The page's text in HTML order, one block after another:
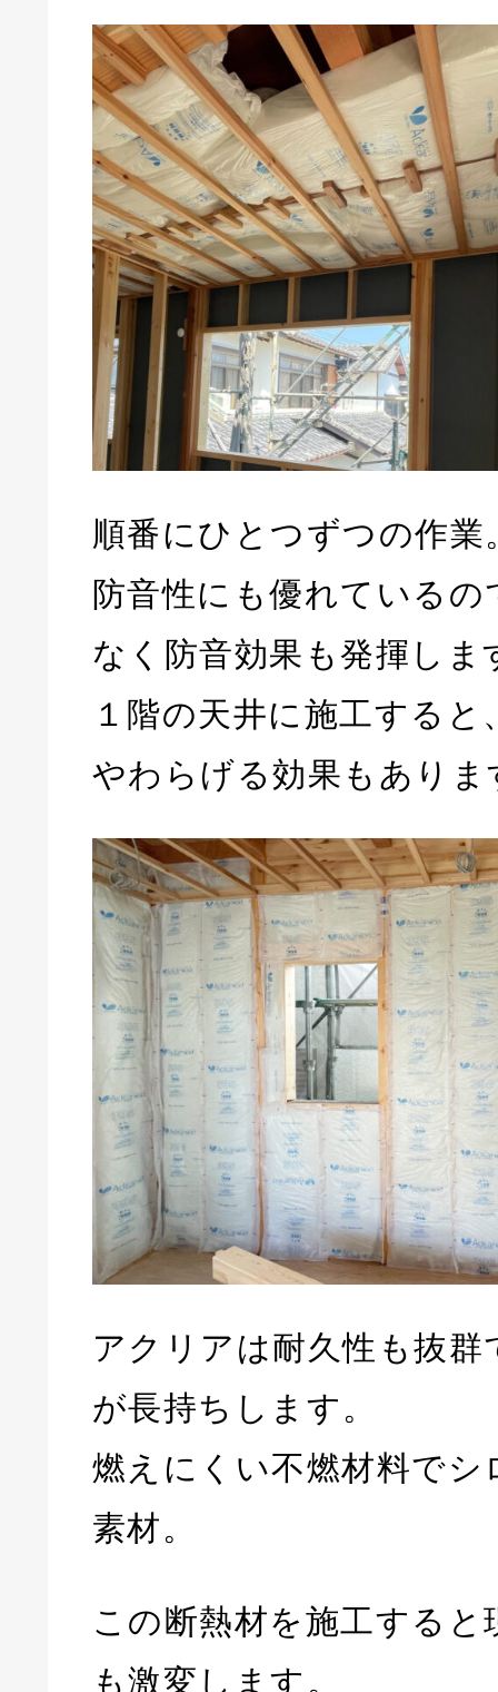
順番にひとつずつの作業
防音性にも優れている
なく防音効果も発揮しま
１階の天井に施工すると
やわらげる効果もありま
アクリアは耐久性も抜群
が長持ちします。
燃えにくい不燃材料でシ
素材。
この断熱材を施工すると
も激変します。